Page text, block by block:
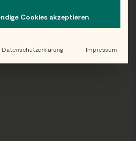
Cookies akzeptieren
Datenschutzerklärung Impressum